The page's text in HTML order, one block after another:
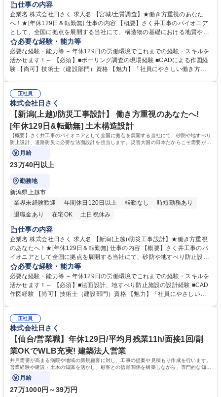
仕事の内容
企業名 株式会社日さく 求人名 【宮城/土質調査】★働き方重視のあなた
へ！★[年休129日＆転勤無] 仕事の内容 【概要】さく井工事のパイオニア
として、全国に拠点を展開する当社にて、構造物の基礎における地質や土
質の調査を担当します。災害大国の日本だからこそ需要が途切れず100年
以上の歴史を築いています。 【詳細】構造物基礎に関わる調査と解析を行
います。土質・地質の調査、原位置試験の現場監督、調査の報告書の作成
を担います。 ★将来的には、部門の責任者としてマネジメント業務もお任
につながります。一方、実力が結果に強く反映するためスキル向上意欲が
重要です。 募集職種 【宮城/土質調査】★働き方重視のあなたへ！★[年休
129日＆転勤無]
必要な経験・能力等
必要な経験・能力等 ～年休129日の労働環境でこれまでの経験・スキルを
活かせます！～ 【必須】■ボーリング調査の現場経験 ■CADによる作図経
験 【尚可】技術士（建設部門）資格 【魅力】「社員にやさしい働き方」
の増加を行っております。現場出身の社長だからこそ、働き方には特に注
力しております。 ■時代のニーズに対応し実績とノウハウを築きました。
海外インフラ整備や災害対策など、現在は積極的に海外人材の育成も行っ
ております。 学歴・資格 学歴：大学院 大学 高専 短大 専修学校 高校 語学
力： 資格：技術士(建設部門、上下水道部門)
正社員
株式会社日さく
【新潟(上越)/防災工事設計】 働き方重視のあなたへ!
[年休129日&転勤無] 土木構造設計
【概要】さく井工事のパイオニアとして全国に拠点を展開する当社にて、砂防や地すべり
防止設計、道路防災に必要な法面設計を担当します。災害大国の日本だからこそ需要が途
切れず100年以上の歴史を築いています。
月給
23万40円以上
勤務地
新潟県上越市
業界未経験歓迎
年間休日120日以上 転勤なし
時短勤務あり
退職金あり
在宅OK 土日祝休み
仕事の内容
企業名 株式会社日さく 求人名 【新潟(上越)/防災工事設計】★働き方重視
のあなたへ！★[年休129日＆転勤無] 仕事の内容 【概要】さく井工事のパ
イオニアとして全国に拠点を展開する当社にて、砂防や地すべり防止設
計、道路防災に必要な法面設計を担当します。災害大国の日本だからこそ
需要が途切れず100年以上の歴史を築いています。 【詳細】地滑り対策工
事やのり面保護工事、アンカー工事を行う際のCADを使用した設計を担当
します。 【やりがい】地震や台風などの災害が多いわが国で需要の絶えな
務をお任せします。 募集職種 【新潟(上越)/防災工事設計】★働き方重視
のあなたへ！★[年休129日＆転勤無]
必要な経験・能力等
必要な経験・能力等 ～年休129日の労働環境でこれまでの経験・スキルを
活かせます！～ 【必須】■法面設計、地すべり防止施設の設計経験 ■CAD
作図経験 【尚可】技術士（建設部門）資格 【魅力】「社員にやさしい働
う人員の増加を行っております。現場出身の社長だからこそ、働き方には
特に注力しております。 ■時代のニーズに対応し実績とノウハウを築きま
した。海外インフラ整備や災害対策など、現在は積極的に海外人材の育成
も行っております。 学歴・資格 学歴：大学院 大学 高専 短大 専修学校 高
校 語学力： 資格：技術士(建設部門、上下水道部門)
正社員
株式会社日さく
【仙台/営業職】年休129日/平均月残業11h/面接1回/副
業OKでWLB充実! 建築法人営業
井戸需要が高まる病院や地域の新規顧客に対し、工事の提案や見積もり作成を行います。
営業経験や建設・土木の知識を活かし、顧客との信頼関係を構築しながら、専門的な知識
を深めていくことができます。
月給
27万1000円～39万円